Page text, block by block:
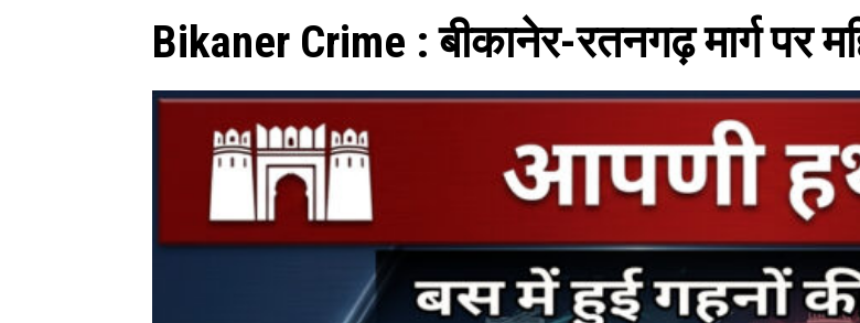
Bikaner Crime : बीकानेर-रतनगढ़ मार्ग पर